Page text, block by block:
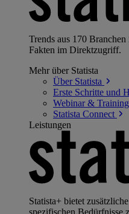
Trends aus 170
Fakten im Direktzugriff.
Mehr über Statista
Über Statista
Erste Schritte und
Webinar & Training
Statista Connect
Leistungen
Statista+ bietet
spezifischen Bedürfnisse